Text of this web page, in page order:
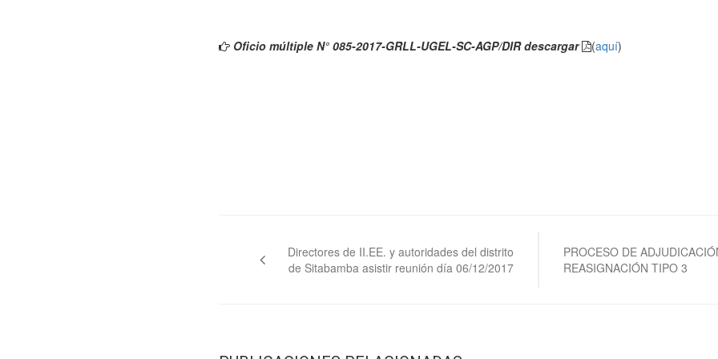
Oficio múltiple N° 085-2017-GRLL-UGEL-SC-AGP/DIR descargar (aquí)
entradas
Directores de II.EE. y autoridades del distrito
de Sitabamba asistir reunión día 06/12/2017
PROCESO DE
REASIGNACIÓN TIPO 3